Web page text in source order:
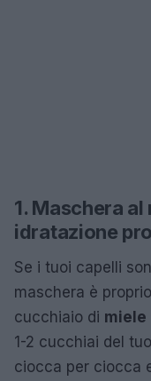
1. Maschera al
idratazione
Se i tuoi capelli
maschera è
cucchiaio di miele
1-2 cucchiai del
ciocca per ciocca